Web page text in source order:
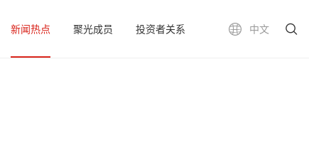
中文
新闻热点 聚光成员 投资者关系